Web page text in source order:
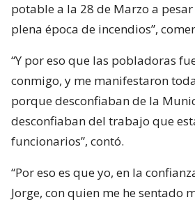
potable a la 28 de Marzo a
plena época de incendios”,
“Y por eso que las pobladoras
conmigo, y me manifestaron
porque desconfiaban de la
desconfiaban del trabajo que
funcionarios”, contó.
“Por eso es que yo, en la
Jorge, con quien me he sentado